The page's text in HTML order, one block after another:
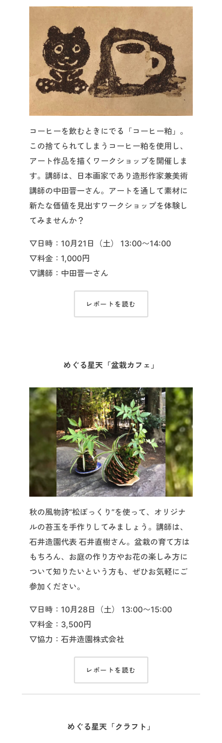
コーヒーを飲むときにでる「コーヒー粕」。
この捨てられてしまうコーヒー粕を使用し、
アート作品を描くワークショップを開催しま
す。講師は、日本画家であり造形作家兼美術
講師の中田晋一さん。アートを通して素材に
新たな価値を見出すワークショップを体験し
てみませんか？
▽日時：10月21日（土） 13:00〜14:00
▽料金：1,000円
▽講師：中田晋一さん
レポートを読む
めぐる星天「盆栽カフェ」
秋の風物詩“松ぼっくり”を使って、オリジナ
ルの苔玉を手作りしてみましょう。講師は、
石井造園代表 石井直樹さん。盆栽の育て方は
もちろん、お庭の作り方やお花の楽しみ方に
ついて知りたいという方も、ぜひお気軽にご
参加ください。
▽日時：10月28日（土） 13:00〜15:00
▽料金：3,500円
▽協力：石井造園株式会社
レポートを読む
めぐる星天「クラフト」